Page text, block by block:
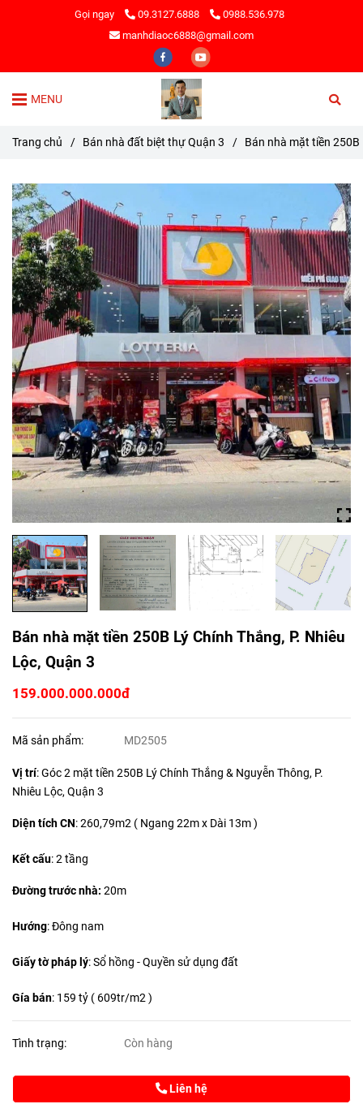
Gọi ngay 09.3127.6888
0988.536.978
manhdiaoc6888@gmail.com
MENU
Trang chủ / Bán nhà đất biệt thự Quận 3 / Bán nhà mặt tiền 250B
Bán nhà mặt tiền 250B Lý Chính Thắng, P. Nhiêu
Lộc, Quận 3
159.000.000.000đ
Mã sản phẩm: MD2505
Vị trí: Góc 2 mặt tiền 250B Lý Chính Thắng & Nguyễn Thông, P.
Nhiêu Lộc, Quận 3
Diện tích CN:260,79m2 ( Ngang 22m x Dài 13m )
Kết cấu: 2 tầng
Đường trước nhà: 20m
Hướng: Đông nam
Giấy tờ pháp lý: Sổ hồng - Quyền sử dụng đất
Gía bán: 159 tỷ ( 609tr/m2 )
Tình trạng: Còn hàng
Liên hệ